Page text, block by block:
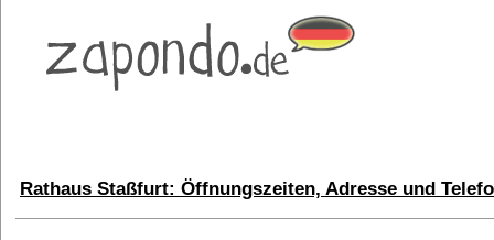
Rathaus Staßfurt: Öffnungszeiten, Adresse und